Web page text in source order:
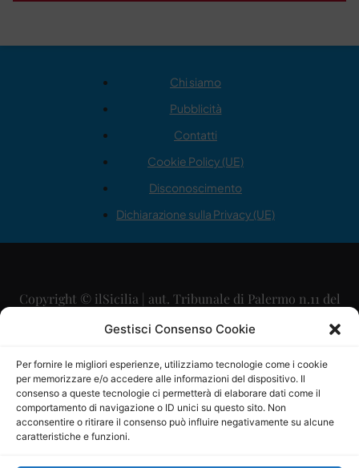
Gestisci Consenso Cookie
Per fornire le migliori esperienze, utilizziamo tecnologie come i cookie
per memorizzare e/o accedere alle informazioni del dispositivo. Il
consenso a queste tecnologie ci permetterà di elaborare dati come il
comportamento di navigazione o ID unici su questo sito. Non
acconsentire o ritirare il consenso può influire negativamente su alcune
caratteristiche e funzioni.
Chi siamo
Pubblicità
Contatti
Cookie Policy (UE)
Disconoscimento
Dichiarazione sulla Privacy (UE)
Copyright © ilSicilia | aut. Tribunale di Palermo n.11 del
29/09/2015
Direttore Editoriale: Maurizio Scaglione
Direttore Responsabile: Maria Calabrese